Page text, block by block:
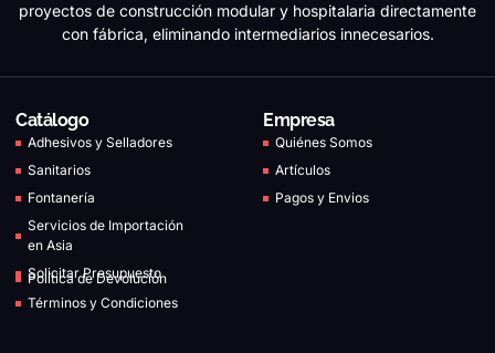
proyectos de construcción modular y hospitalaria directamente
con fábrica, eliminando intermediarios innecesarios.
Catálogo
Adhesivos y Selladores
Sanitarios
Fontanería
Servicios de Importación
en Asia
Solicitar Presupuesto
Política de Devolución
Términos y Condiciones
Empresa
Quiénes Somos
Artículos
Pagos y Envios